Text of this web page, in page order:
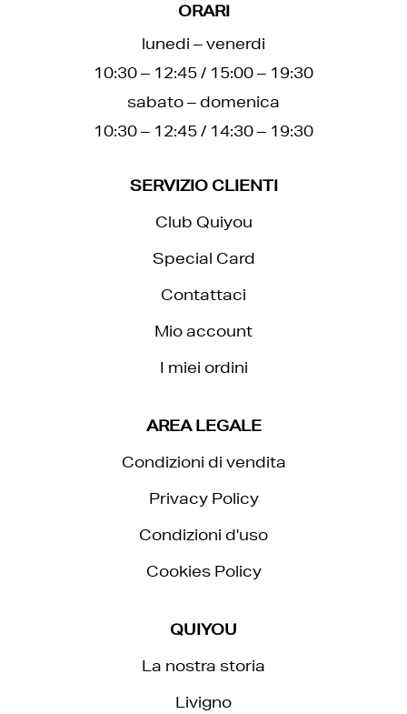
ORARI
lunedi – venerdi
10:30 – 12:45 / 15:00 – 19:30
sabato – domenica
10:30 – 12:45 / 14:30 – 19:30
SERVIZIO CLIENTI
Club Quiyou
Special Card
Contattaci
Mio account
I miei ordini
AREA LEGALE
Condizioni di vendita
Privacy Policy
Condizioni d'uso
Cookies Policy
QUIYOU
La nostra storia
Livigno